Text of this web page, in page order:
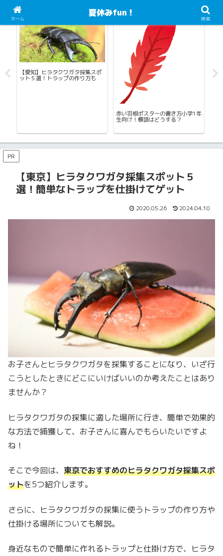
【愛知】ヒラタクワガタ採集スポ
ット５選！トラップの作り方も
自由研究・工作
赤い羽根ポスターの書き方小学1年
生向け！標語はどうする？
ホ
観
PR
【東京】ヒラタクワガタ採集スポット５
選！簡単なトラップを仕掛けてゲット
2020.05.26 2024.04.10
お子さんとヒラタクワガタを採集することになり、いざ行
こうとしたときにどこにいけばいいのか考えたことはあり
ませんか？
ヒラタクワガタの採集に適した場所に行き、簡単で効果的
な方法で捕獲して、お子さんに喜んでもらいたいですよ
ね！
そこで今回は、 東京でおすすめのヒラタクワガタ採集スポ
ットを5つ紹介します。
さらに、ヒラタクワガタの採集に使うトラップの作り方や
仕掛ける場所についても解説。
身近なもので簡単に作れるトラップと仕掛け方で、ヒラタ
ホーム
夏休みfun！
検索